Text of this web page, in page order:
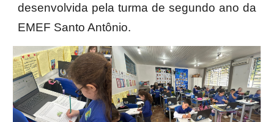
desenvolvida pela turma de segundo ano da
EMEF Santo Antônio.